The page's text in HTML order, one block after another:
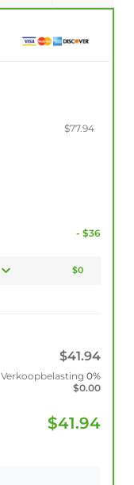
$77.94
- $36
$0
$41.94
Verkoopbelasting 0%
$0.00
$41.94